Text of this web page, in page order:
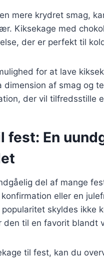
mere krydret smag,
Kiksekage med
der er perfekt til
for at lave
af smag og
der vil tilfredsstille
fest: En
del af mange
eller en
skyldes ikke
den til en favorit blandt
til fest, kan du